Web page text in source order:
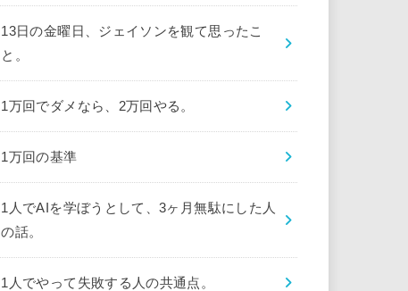
13日の金曜日、ジェイソンを観て思ったこ
と。
1万回でダメなら、2万回やる。
1万回の基準
1人でAIを学ぼうとして、3ヶ月無駄にした人
の話。
1人でやって失敗する人の共通点。